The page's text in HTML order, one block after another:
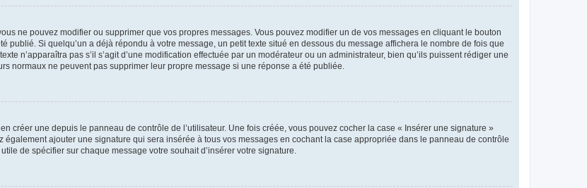
ne pouvez modifier ou supprimer que vos propres messages. Vous pouvez modifier un de vos messages en cliquant le bouton
Si quelqu’un a déjà répondu à votre message, un petit texte situé en dessous du message affichera le nombre de fois que
n’apparaîtra pas s’il s’agit d’une modification effectuée par un modérateur ou un administrateur, bien qu’ils puissent rédiger une
normaux ne peuvent pas supprimer leur propre message si une réponse a été publiée.
créer une depuis le panneau de contrôle de l’utilisateur. Une fois créée, vous pouvez cocher la case « Insérer une signature »
ajouter une signature qui sera insérée à tous vos messages en cochant la case appropriée dans le panneau de contrôle
de spécifier sur chaque message votre souhait d’insérer votre signature.